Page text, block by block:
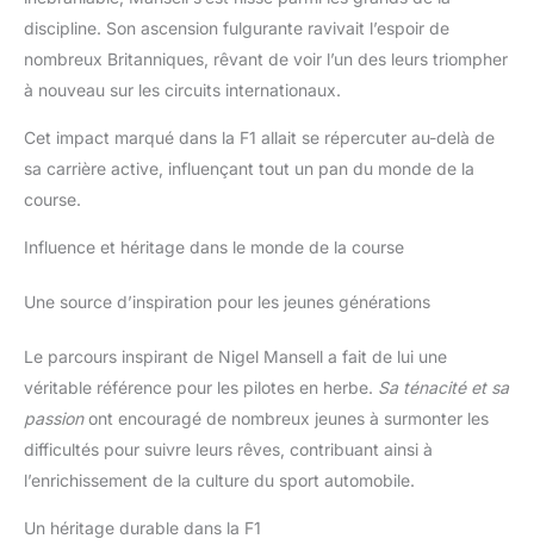
discipline. Son ascension fulgurante ravivait l’espoir de
nombreux Britanniques, rêvant de voir l’un des leurs triompher
à nouveau sur les circuits internationaux.
Cet impact marqué dans la F1 allait se répercuter au-delà de
sa carrière active, influençant tout un pan du monde de la
course.
Influence et héritage dans le monde de la course
Une source d’inspiration pour les jeunes générations
Le parcours inspirant de Nigel Mansell a fait de lui une
véritable référence pour les pilotes en herbe. Sa ténacité et sa
passionont encouragé de nombreux jeunes à surmonter les
difficultés pour suivre leurs rêves, contribuant ainsi à
l’enrichissement de la culture du sport automobile.
Un héritage durable dans la F1